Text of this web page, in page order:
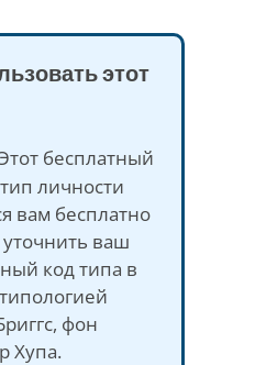
этот
бесплатный
личности
вам бесплатно
ваш
код типа в
фон
Хупа.